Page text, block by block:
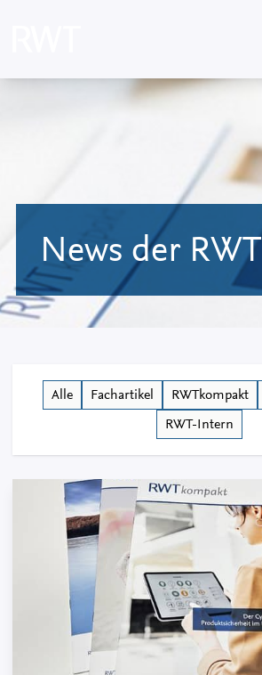
News der RWT
Alle Fachartikel RWTkompakt
RWT-Intern